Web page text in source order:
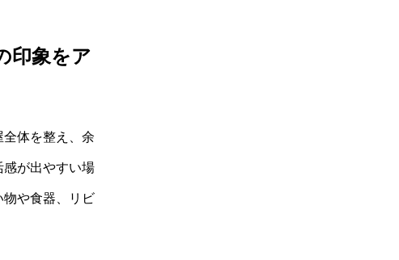
印象をア
体を整え、余
が出やすい場
物や食器、リビ